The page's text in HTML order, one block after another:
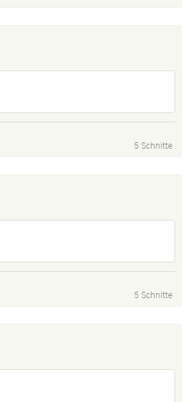
5 Schnitte
5 Schnitte